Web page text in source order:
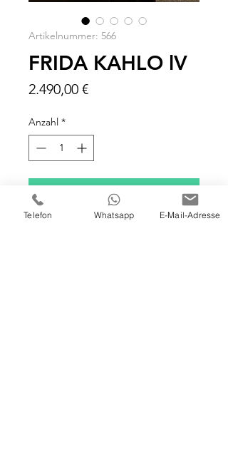
Artikelnummer: 566
FRIDA KAHLO lV
2.490,00 €Preis
Anzahl *
In den Warenkorb
Telefon Whatsapp E-Mail-Adresse